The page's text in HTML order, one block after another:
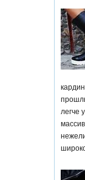
легче